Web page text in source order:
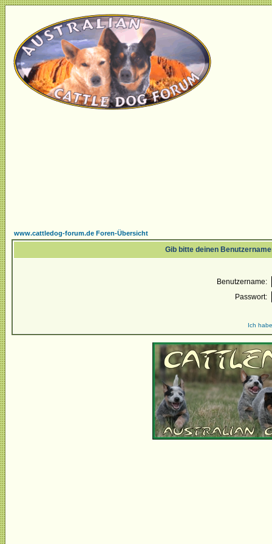
www.cattledog-forum.de Foren-Übersicht
Gib bitte deinen
Benutzername:
Passwort:
Ich